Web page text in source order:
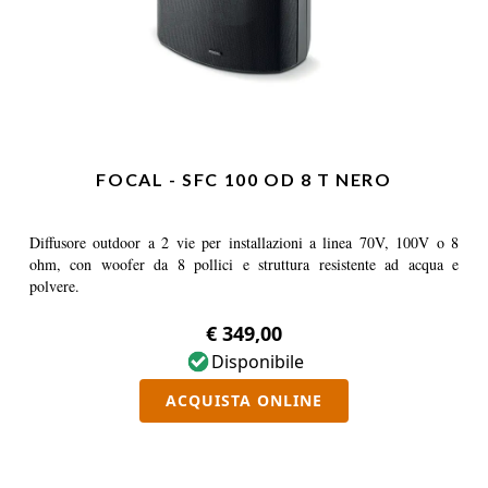
FOCAL - SFC 100 OD 8 T NERO
Diffusore outdoor a 2 vie per installazioni a linea 70V, 100V o 8
ohm, con woofer da 8 pollici e struttura resistente ad acqua e
polvere.
€ 349,00
Disponibile
ACQUISTA ONLINE